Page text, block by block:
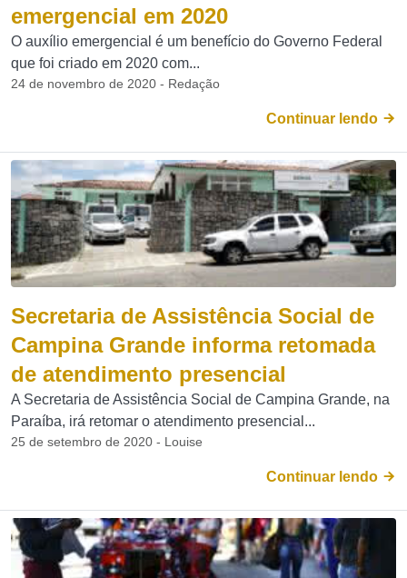
emergencial em 2020
O auxílio emergencial é um benefício do Governo Federal
que foi criado em 2020 com...
24 de novembro de 2020 - Redação
Continuar lendo
Secretaria de Assistência Social de
Campina Grande informa retomada
de atendimento presencial
A Secretaria de Assistência Social de Campina Grande, na
Paraíba, irá retomar o atendimento presencial...
25 de setembro de 2020 - Louise
Continuar lendo